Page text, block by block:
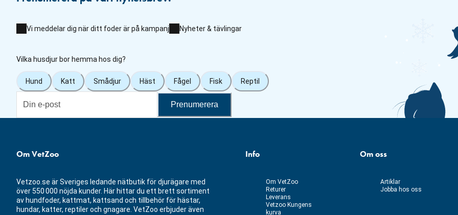
Vi meddelar dig när ditt foder är på kampanj Nyheter & tävlingar
Vilka husdjur bor hemma hos dig?
Hund Katt Smådjur Häst Fågel Fisk Reptil
Prenumerera
Om VetZoo
Vetzoo.se är Sveriges ledande nätbutik för djurägare med
över 550 000 nöjda kunder. Här hittar du ett brett sortiment
av hundfoder, kattmat, kattsand och tillbehör för hästar,
hundar, katter, reptiler och gnagare. VetZoo erbjuder även
Info
Om VetZoo
Returer
Leverans
Vetzoo Kungens
kurva
Om oss
Artiklar
Jobba hos oss